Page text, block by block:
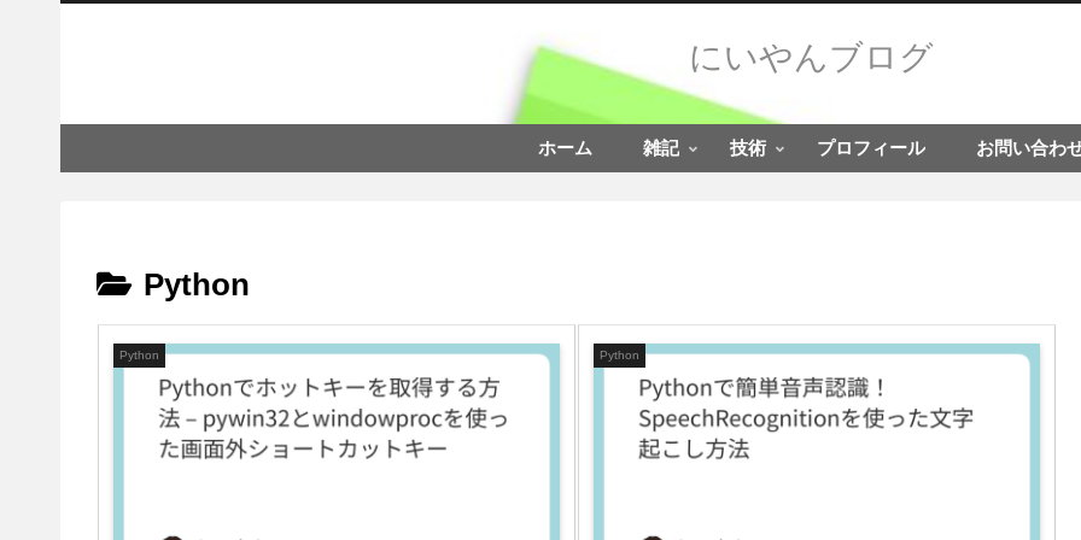
にいやんブログ
ホーム 雑記 技術 プロフィール お問い合わ
Python
Python Python